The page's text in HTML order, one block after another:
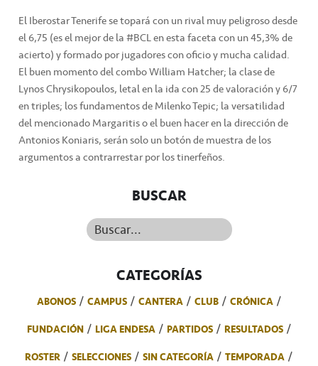
El Iberostar Tenerife se topará con un rival muy peligroso desde
el 6,75 (es el mejor de la #BCL en esta faceta con un 45,3% de
acierto) y formado por jugadores con oficio y mucha calidad.
El buen momento del combo William Hatcher; la clase de
Lynos Chrysikopoulos, letal en la ida con 25 de valoración y 6/7
en triples; los fundamentos de Milenko Tepic; la versatilidad
del mencionado Margaritis o el buen hacer en la dirección de
Antonios Koniaris, serán solo un botón de muestra de los
argumentos a contrarrestar por los tinerfeños.
BUSCAR
Buscar...
CATEGORÍAS
ABONOS CAMPUS CANTERA CLUB
CRÓNICA
FUNDACIÓN
LIGA ENDESA PARTIDOS
RESULTADOS
ROSTER
SELECCIONES SIN CATEGORÍA
TEMPORADA